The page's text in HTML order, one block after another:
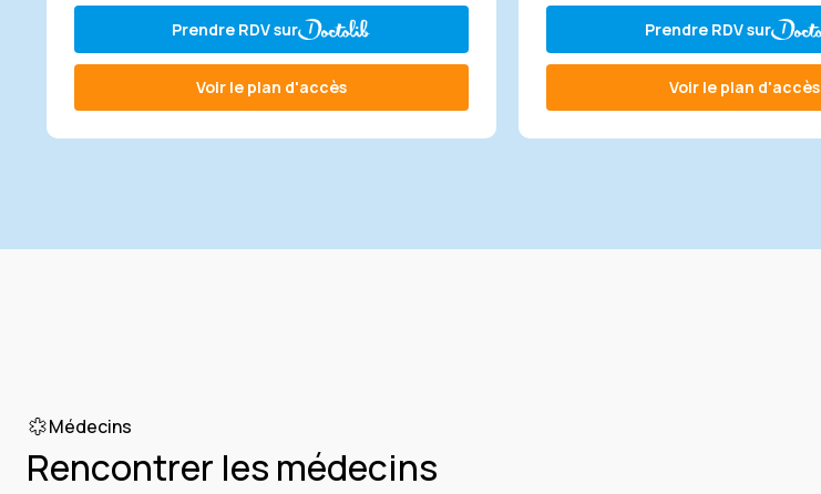
Prendre RDV sur
Voir le plan d'accès
Prendre RDV sur
Voir le plan d'accès
Médecins
Rencontrer les médecins